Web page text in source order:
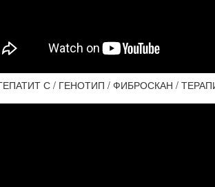
С / ГЕНОТИП / ФИБРОСКАН /